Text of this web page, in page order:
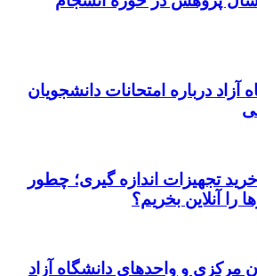
آزاد درباره امتحانات دانشجویان
تجهیزات اندازه گیری؛ چطور
را آنلاین بخریم؟
مرکزی و واحدهای دانشگاه آزاد